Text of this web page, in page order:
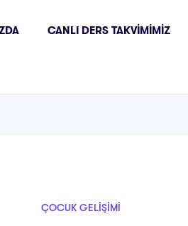
CANLI DERS TAKVIMIMIZ
ÇOCUK GELIŞIMI